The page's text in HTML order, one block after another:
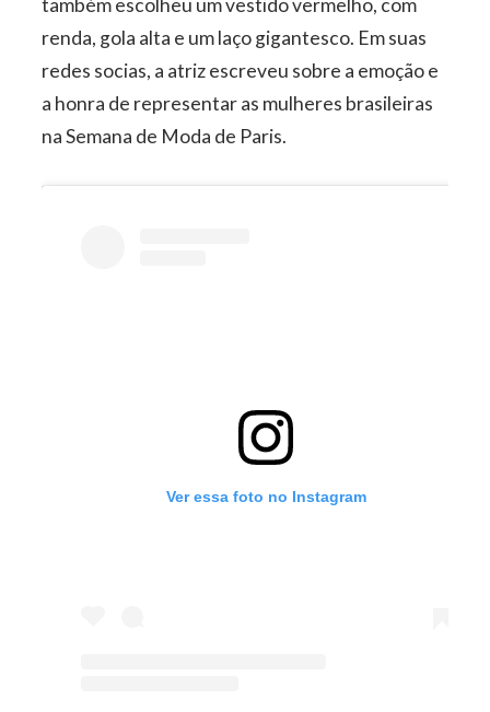
também escolheu um vestido vermelho, com
renda, gola alta e um laço gigantesco. Em suas
redes socias, a atriz escreveu sobre a emoção e
a honra de representar as mulheres brasileiras
na Semana de Moda de Paris.
Ver essa foto no Instagram